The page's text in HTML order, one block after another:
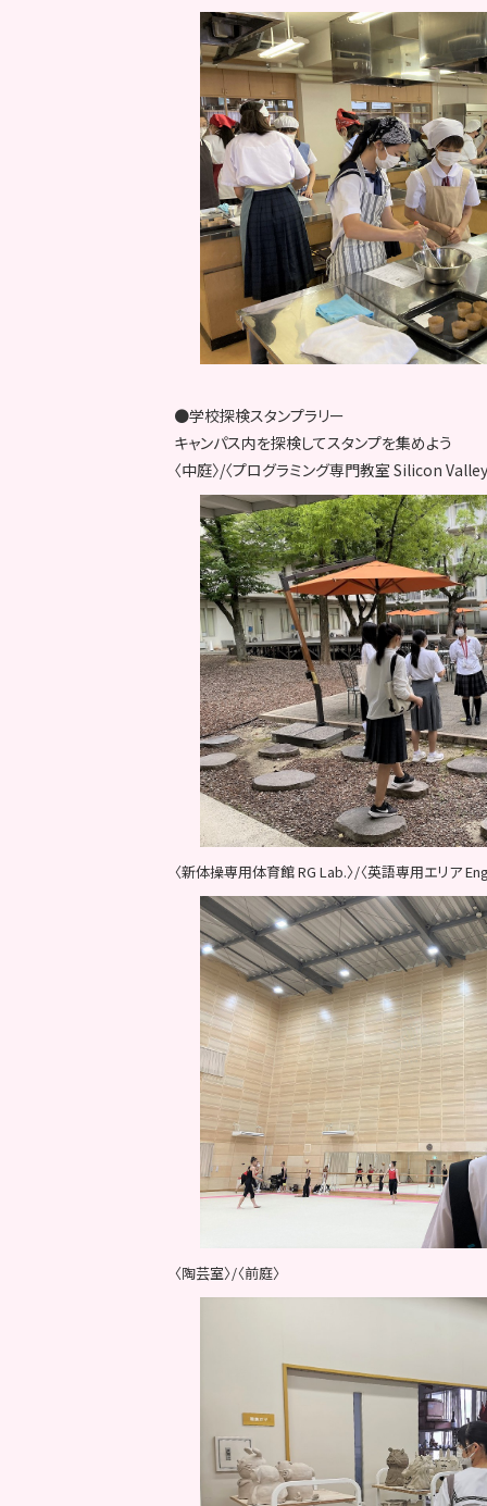
●学校探検スタンプラリー
キャンパス内を探検してスタンプを集めよう
〈中庭〉/〈プログラミング専門教室 Silicon
〈新体操専用体育館 RG Lab.〉/〈英語専用エリア
〈陶芸室〉/〈前庭〉